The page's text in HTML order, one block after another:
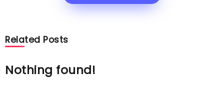
Related Posts
Nothing found!